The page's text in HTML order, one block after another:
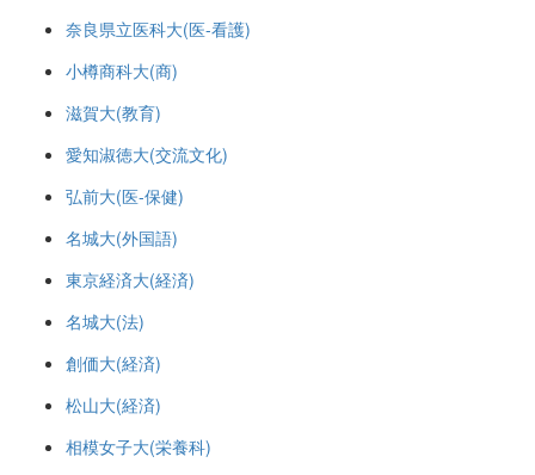
奈良県立医科大(医-看護)
小樽商科大(商)
滋賀大(教育)
愛知淑徳大(交流文化)
弘前大(医-保健)
名城大(外国語)
東京経済大(経済)
名城大(法)
創価大(経済)
松山大(経済)
相模女子大(栄養科)